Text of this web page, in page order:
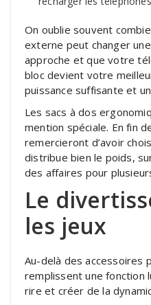
On oublie souvent
externe peut changer
approche et que votre
bloc devient votre
puissance suffisante et
Les sacs à dos
mention spéciale. En fin
remercieront d’avoir
distribue bien le poids,
des affaires pour
Le
les jeux
Au-delà des accessoires
remplissent une fonction
rire et créer de la